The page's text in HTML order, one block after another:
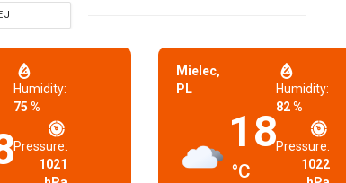
Humidity:
75 %
Pressure:
1021
Mielec,
PL
18
°C
Humidity:
82 %
Pressure:
1022